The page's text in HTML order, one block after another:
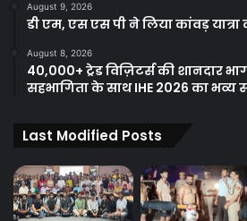
August 9, 2026
डी एम, एस एस पी ने लिया कांवड़
August 8, 2026
40,000+ ट्रेड विज़िटर्स की शानदार
सहभागिता के साथ IHE 2026 का भव्य
Last Modified Posts